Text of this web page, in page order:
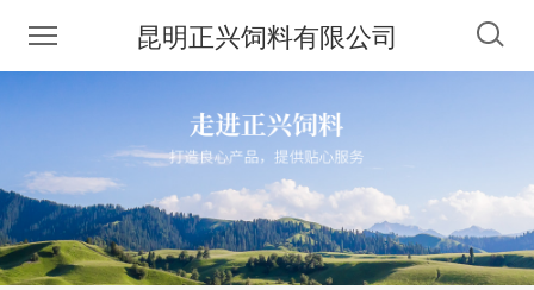
昆明正兴饲料有限公司